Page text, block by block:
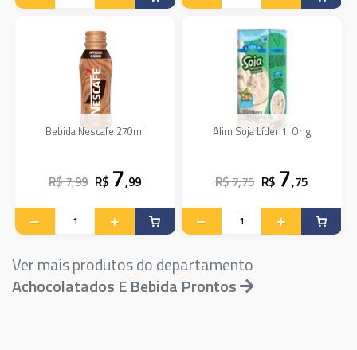
Bebida Nescafe 270ml
R$ 7,99 R$ 7,99
Alim Soja Líder 1l Orig
R$ 7,75 R$ 7,75
Ver mais produtos do departamento
Achocolatados E Bebida Prontos